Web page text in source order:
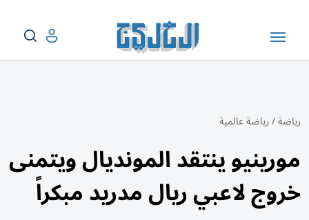
رياضة/رياضة عالمية
مورينيو ينتقد المونديال ويتمنى
خروج لاعبي ريال مدريد مبكراً